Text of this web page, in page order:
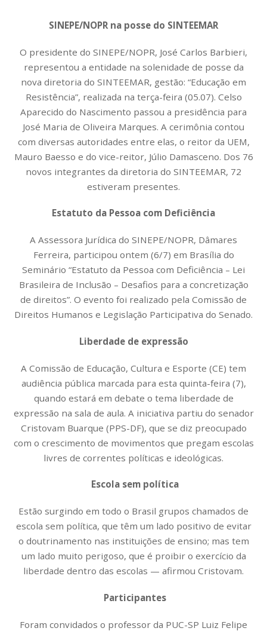
SINEPE/NOPR na posse do SINTEEMAR
O presidente do SINEPE/NOPR, José Carlos Barbieri,
representou a entidade na solenidade de posse da
nova diretoria do SINTEEMAR, gestão: “Educação em
Resistência”, realizada na terça-feira (05.07). Celso
Aparecido do Nascimento passou a presidência para
José Maria de Oliveira Marques. A cerimônia contou
com diversas autoridades entre elas, o reitor da UEM,
Mauro Baesso e do vice-reitor, Júlio Damasceno. Dos 76
novos integrantes da diretoria do SINTEEMAR, 72
estiveram presentes.
Estatuto da Pessoa com Deficiência
A Assessora Jurídica do SINEPE/NOPR, Dâmares
Ferreira, participou ontem (6/7) em Brasília do
Seminário “Estatuto da Pessoa com Deficiência – Lei
Brasileira de Inclusão – Desafios para a concretização
de direitos”. O evento foi realizado pela Comissão de
Direitos Humanos e Legislação Participativa do Senado.
Liberdade de expressão
A Comissão de Educação, Cultura e Esporte (CE) tem
audiência pública marcada para esta quinta-feira (7),
quando estará em debate o tema liberdade de
expressão na sala de aula. A iniciativa partiu do senador
Cristovam Buarque (PPS-DF), que se diz preocupado
com o crescimento de movimentos que pregam escolas
livres de correntes políticas e ideológicas.
Escola sem política
Estão surgindo em todo o Brasil grupos chamados de
escola sem política, que têm um lado positivo de evitar
o doutrinamento nas instituições de ensino; mas tem
um lado muito perigoso, que é proibir o exercício da
liberdade dentro das escolas — afirmou Cristovam.
Participantes
Foram convidados o professor da PUC-SP Luiz Felipe